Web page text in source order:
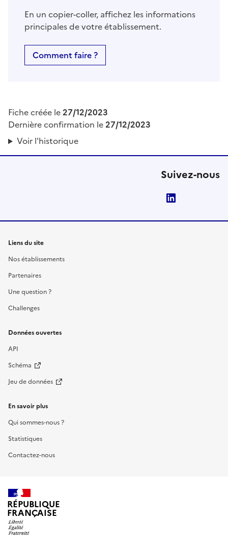
En un copier-coller, affichez les informations
principales de votre établissement.
Comment faire ?
Fiche créée le27/12/2023
Dernière confirmation le27/12/2023
Voir l'historique
Suivez-nous
Liens du site
Nos établissements
Partenaires
Une question ?
Challenges
Données ouvertes
API
Schéma
Jeu de données
En savoir plus
Qui sommes-nous ?
Statistiques
Contactez-nous
RÉPUBLIQUE
FRANÇAISE